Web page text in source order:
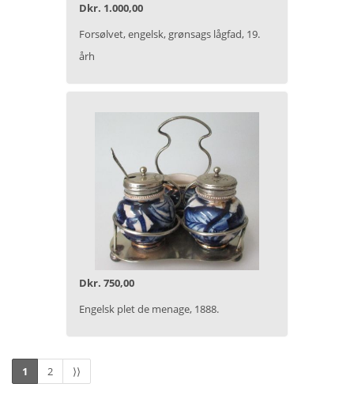
Dkr. 1.000,00
Forsølvet, engelsk, grønsags lågfad, 19.
årh
Dkr. 750,00
Engelsk plet de menage, 1888.
1 2 ⟩⟩